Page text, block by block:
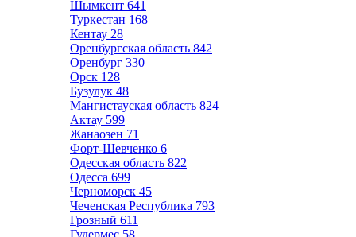
Шымкент 641
Туркестан 168
Кентау 28
Оренбургская область 842
Оренбург 330
Орск 128
Бузулук 48
Мангистауская область 824
Актау 599
Жанаозен 71
Форт-Шевченко 6
Одесская область 822
Одесса 699
Черноморск 45
Чеченская Республика 793
Грозный 611
Гудермес 58